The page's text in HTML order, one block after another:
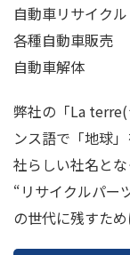
自動車リサイク
各種自動車販売
自動車解体
弊社の「La
ンス語で「地球
社らしい社名とな
“リサイクルパー
の世代に残すため